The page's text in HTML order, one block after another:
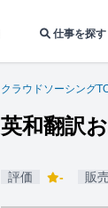
仕事を探す
クラウドソーシング
英和翻訳
評価 - 販